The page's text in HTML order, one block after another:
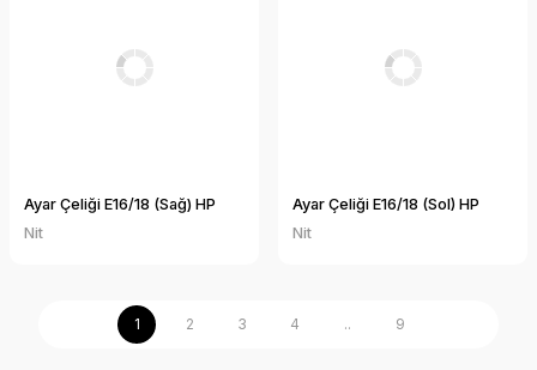
Ayar Çeliği E16/18 (Sağ) HP
Nit
Ayar Çeliği E16/18 (Sol) HP
Nit
1 2 3 4 .. 9